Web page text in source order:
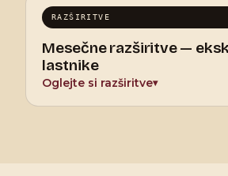
RAZŠIRITVE
Mesečne razširitve —
lastnike
Oglejte si razširitve▾